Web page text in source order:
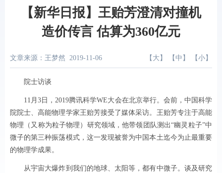
【新华日报】王贻芳澄清对撞机
造价传言 估算为360亿元
文章来源：王梦然 2019-11-06 【 大 】 【 中 】 【 小 】
院士访谈
11月3日，2019腾讯科学WE大会在北京举行。会前，中国科学
院院士、高能物理学家王贻芳接受了媒体采访。王贻芳专注于高能
物理（又称为粒子物理）研究领域，他带领团队测出“幽灵粒子”中
微子的第三种振荡模式，这一发现被誉为中国本土迄今为止最重要
的物理学成果。
从宇宙大爆炸到我们的地球、太阳等，都有中微子。谈及研究